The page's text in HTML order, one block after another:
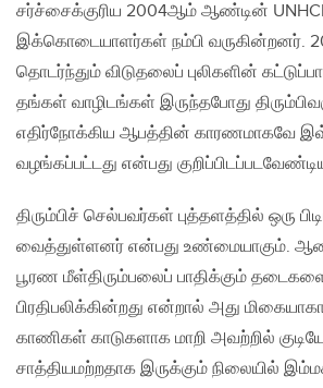
சர்ச்சைக்குரிய 2004ஆம் ஆண்டின்
இக்கொடையாளர்கள் நம்பி வருகின்றனர்.
தொடர்ந்தும் விடுதலைப் புலிகளின்
தங்கள் வாழிடங்கள் இருந்தபோது
எதிர்நோக்கிய ஆபத்தின் காரணமாகவே
வழங்கப்பட்டது என்பது
திரும்பிச் செல்பவர்கள் புத்தளத்தில் ஒரு
வைத்துள்ளனர் என்பது உண்மையாகும்.
பூரண மீள்திரும்பலைப் பாதிக்கும்
பிரதிபலிக்கின்றது என்றால் அது
காணிகள் காடுகளாக மாறி அவற்றில்
சாத்தியமற்றதாக இருக்கும் நிலையில்